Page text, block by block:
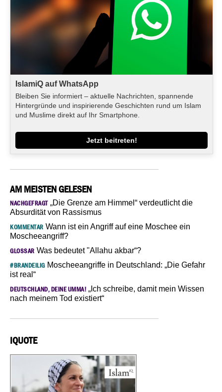
IslamiQ auf WhatsApp
Bleiben Sie informiert – aktuelle Nachrichten, spannende
Hintergründe und inspirierende Geschichten rund um Islam
und Muslime direkt auf Ihr Smartphone.
Jetzt beitreten!
AM MEISTEN GELESEN
NACHGEFRAGT„Die Grenze am Himmel“ verdeutlicht die
Absurdität von Rassismus
KOMMENTAR Wann ist ein Angriff auf eine Moschee ein
Moscheeangriff?
GLOSSAR Was bedeutet "Allahu akbar“?
#BRANDEILIGMoscheeangriffe in Deutschland: „Die Gefahr
ist real“
DEUTSCHLAND, DEINE UMMA! „Ich schreibe, damit mein Wissen
nach meinem Tod existiert“
IQUOTE